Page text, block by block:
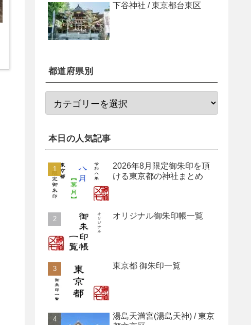
下谷神社 / 東京都台東区
都道府県別
本日の人気記事
2026年8月限定御朱印を頂
ける東京都の神社まとめ
オリジナル御朱印帳一覧
東京都 御朱印一覧
湯島天満宮(湯島天神) / 東京